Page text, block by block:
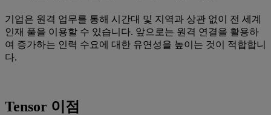
기업은 원격 업무를 통해 시간대 및 지역과 상관 없이 전 세계
인재 풀을 이용할 수 있습니다. 앞으로는 원격 연결을 활용하
여 증가하는 인력 수요에 대한 유연성을 높이는 것이 적합합니
다.
Tensor 이점